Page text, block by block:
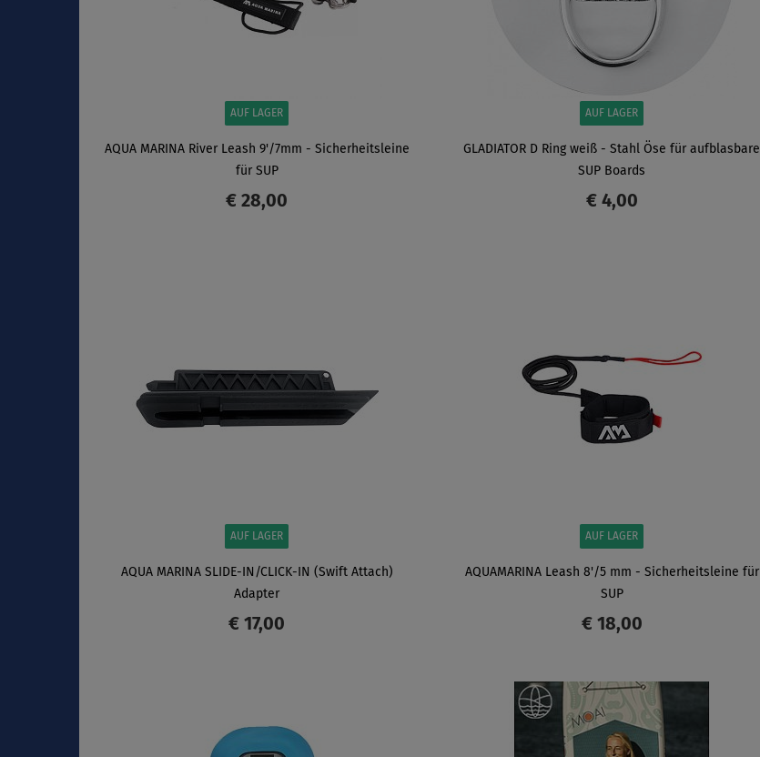
AUF LAGER
AQUA MARINA River Leash 9'/7mm - Sicherheitsleine
für SUP
€ 28,00
AUF LAGER
GLADIATOR D Ring weiß - Stahl Öse für aufblasbare
SUP Boards
€ 4,00
AUF LAGER
AQUA MARINA SLIDE-IN/CLICK-IN (Swift Attach)
Adapter
€ 17,00
AUF LAGER
AQUAMARINA Leash 8'/5 mm - Sicherheitsleine für
SUP
€ 18,00
ANZEIGEN